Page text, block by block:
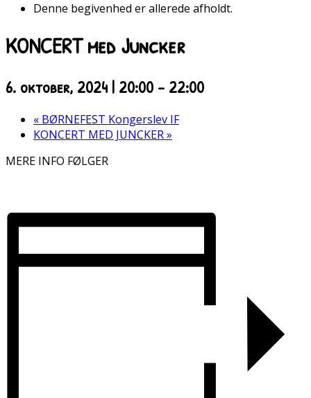
Denne begivenhed er allerede afholdt.
KONCERT med Juncker
6. oktober, 2024 | 20:00 - 22:00
« BØRNEFEST Kongerslev IF
KONCERT MED JUNCKER»
MERE INFO FØLGER